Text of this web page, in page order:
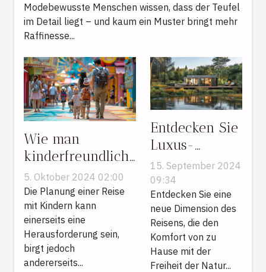
Modebewusste Menschen wissen, dass der Teufel
im Detail liegt – und kaum ein Muster bringt mehr
Raffinesse...
Wie man
kinderfreundliche
Reiserouten
effektiv plant und
organisiert
5. Oktober 2024 02:00
Die Planung einer Reise
mit Kindern kann
einerseits eine
Herausforderung sein,
birgt jedoch
andererseits...
Entdecken Sie
Luxus-
Camping:
Einblicke in
erstklassige
Mobilheim-
Ferien
15. September 2024
09:34
Entdecken Sie eine
neue Dimension des
Reisens, die den
Komfort von zu
Hause mit der
Freiheit der Natur...